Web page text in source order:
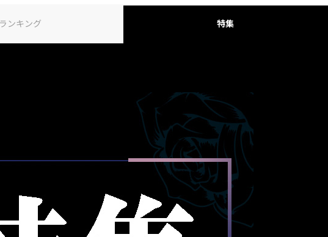
ランキング 特集